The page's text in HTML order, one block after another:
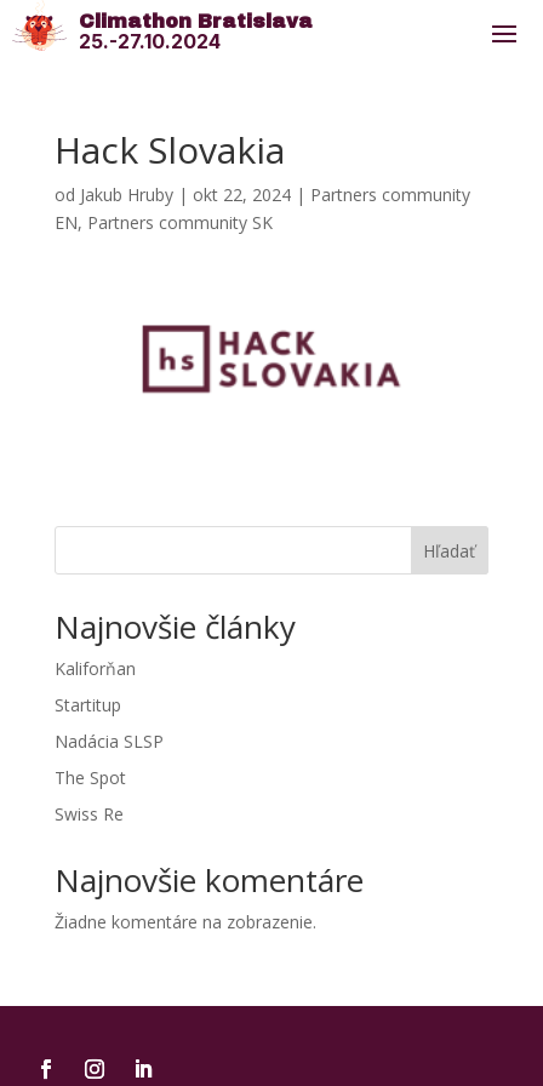
Climathon Bratislava
25.-27.10.2024
Hack Slovakia
od Jakub Hruby| okt 22, 2024| Partners community
EN, Partners community SK
Hľadať
Najnovšie články
Kaliforňan
Startitup
Nadácia SLSP
The Spot
Swiss Re
Najnovšie komentáre
Žiadne komentáre na zobrazenie.